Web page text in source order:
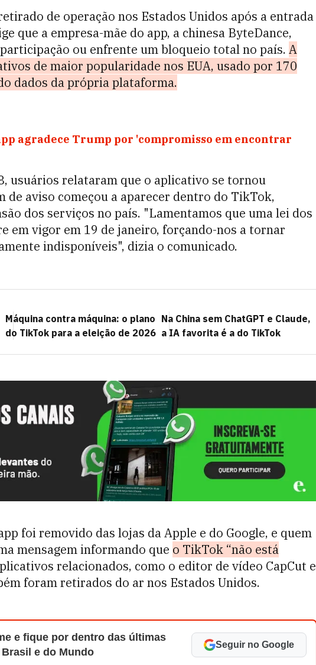
de operação nos Estados Unidos após a entrada
que a empresa-mãe do app, a chinesa ByteDance,
ou enfrente um bloqueio total no país. A
de maior popularidade nos EUA, usado por 170
dados da própria plataforma.
agradece Trump por 'compromisso em encontrar
usuários relataram que o aplicativo se tornou
de aviso começou a aparecer dentro do TikTok,
dos serviços no país. "Lamentamos que uma lei dos
em vigor em 19 de janeiro, forçando-nos a tornar
indisponíveis", dizia o comunicado.
Máquina contra máquina: o plano
do TikTok para a eleição de 2026
Na China sem ChatGPT e Claude,
a IA favorita é a do TikTok
foi removido das lojas da Apple e do Google, e quem
mensagem informando que o TikTok “não está
relacionados, como o editor de vídeo CapCut e
foram retirados do ar nos Estados Unidos.
e fique por dentro das últimas
e do Mundo
Seguir no Google